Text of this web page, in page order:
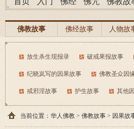
佛教故事 佛经故事 人物故
放生杀生现报录 破戒果报故事
纪晓岚写的因果故事 佛教圣众因
戒邪淫故事 护生故事 其他
当前位置： 华人佛教 > 佛教故事 > 因果故